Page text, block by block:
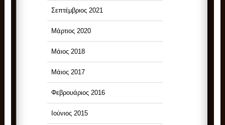
Σεπτέμβριος 2021
Μάρτιος 2020
Μάιος 2018
Μάιος 2017
Φεβρουάριος 2016
Ιούνιος 2015